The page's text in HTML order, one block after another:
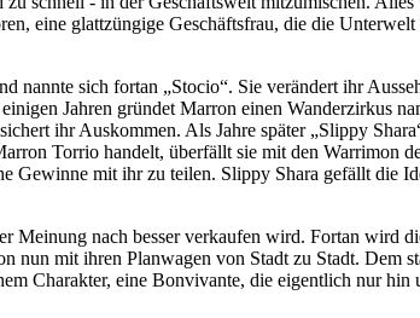
eine glattzüngige Geschäftsfrau, die die
nannte sich fortan „Stocio“. Sie verändert ihr
Jahren gründet Marron einen Wanderzirkus
ihr Auskommen. Als Jahre später „Slippy
Torrio handelt, überfällt sie mit den Warrimon
Gewinne mit ihr zu teilen. Slippy Shara gefällt die
Meinung nach besser verkaufen wird. Fortan wird
nun mit ihren Planwagen von Stadt zu Stadt. Dem
Charakter, eine Bonvivante, die eigentlich nur